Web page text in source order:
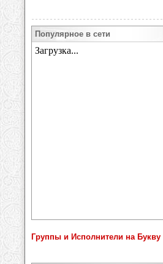
Популярное в сети
Группы и Исполнители на